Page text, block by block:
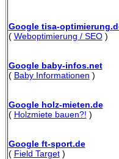
Google tisa-
( Weboptimierung / SEO)
Google baby-infos.net
( Baby Informationen )
Google holz-mieten.de
( Holzmiete bauen?! )
Google ft-sport.de
( Field Target)